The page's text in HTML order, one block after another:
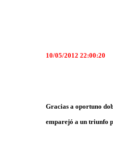
10/05/2012 22:00:20
Gracias a oportuno
emparejó a un triunfo